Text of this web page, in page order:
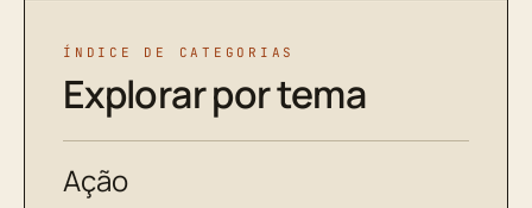
ÍNDICE DE CATEGORIAS
Explorar por tema
Ação